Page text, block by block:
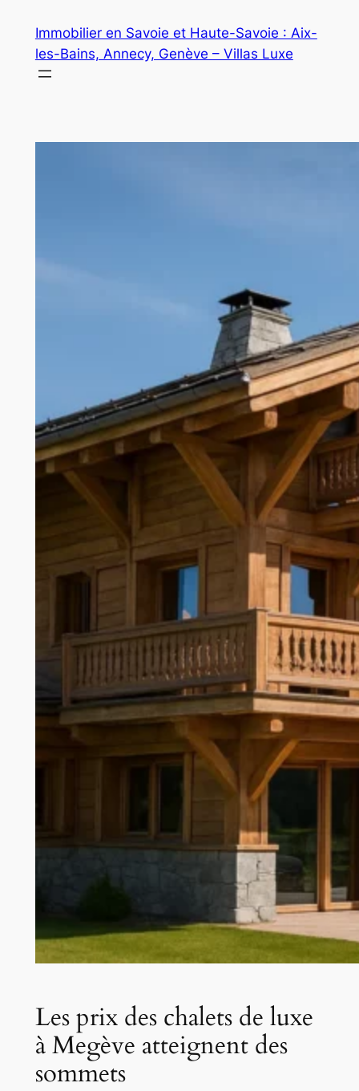
contenu
Immobilier en Savoie et Haute-Savoie : Aix-
les-Bains, Annecy, Genève – Villas Luxe
Les prix des chalets de luxe
à Megève atteignent des
sommets